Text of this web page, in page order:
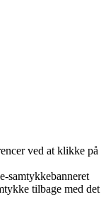
ved at klikke på
samtykkebanneret
tilbage med det